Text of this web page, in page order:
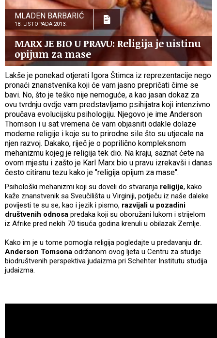
MLADEN BARBARIĆ
18. LISTOPADA 2013.
MARX JE BIO U PRAVU: Religija je uistinu
opijum za mase
Lakše je ponekad otjerati Igora Štimca iz reprezentacije nego
pronaći znanstvenika koji će vam jasno prepričati čime se
bavi. No, što je teško nije nemoguće, a kao jasan dokaz za
ovu tvrdnju ovdje vam predstavljamo psihijatra koji intenzivno
proučava evolucijsku psihologiju. Njegovo je ime Anderson
Thomson i u sat vremena će vam objasniti odakle dolaze
moderne religije i koje su to prirodne sile što su utjecale na
njen razvoj. Dakako, riječ je o poprilično kompleksnom
mehanizmu kojeg je religija tek dio. Na kraju, saznat ćete na
ovom mjestu i zašto je Karl Marx bio u pravu izrekavši i danas
često citiranu tezu kako je "religija opijum za mase".
Psihološki mehanizmi koji su doveli do stvaranja religije, kako
kaže znanstvenik sa Sveučilišta u Virginiji, potječu iz naše daleke
povijesti te su se, kao i jezik i pismo, razvijali u pozadini
društvenih odnosa predaka koji su oboružani lukom i strijelom
iz Afrike pred nekih 70 tisuća godina krenuli u obilazak Zemlje.
Kako im je u tome pomogla religija pogledajte u predavanju dr.
Anderson Tomsona održanom ovog ljeta u Centru za studije
biodruštvenih perspektiva judaizma pri Schehter Institutu studija
judaizma.